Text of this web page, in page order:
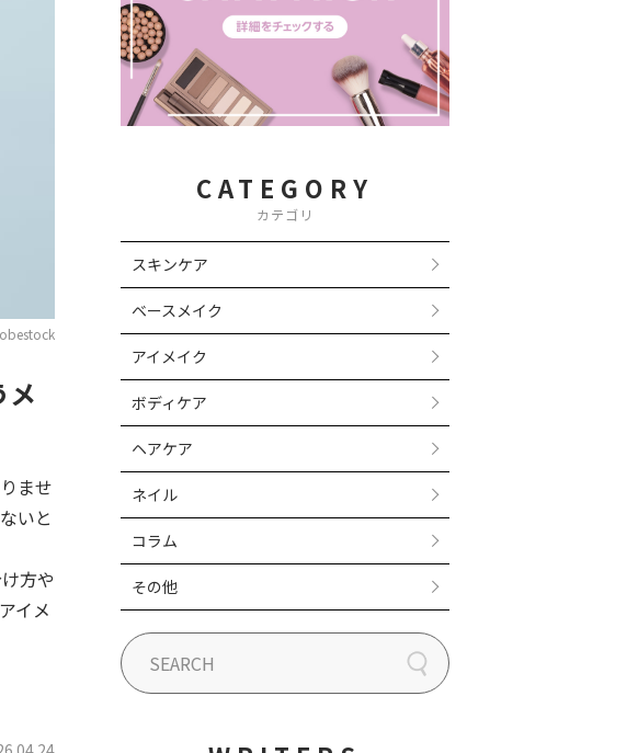
メ
ませ
いと
方や
イメ
CATEGORY
カテゴリ
スキンケア
ベースメイク
アイメイク
ボディケア
ヘアケア
ネイル
コラム
その他